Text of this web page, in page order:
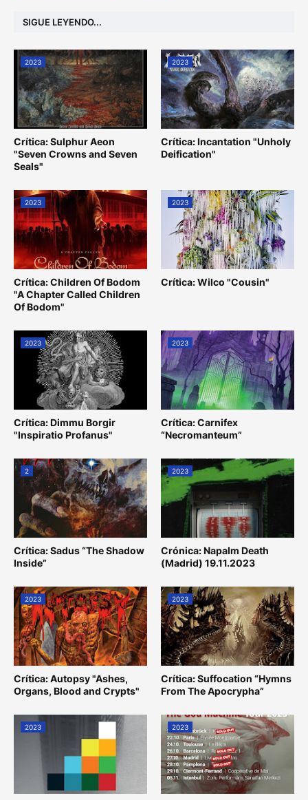
SIGUE LEYENDO...
2023
Crítica: Sulphur Aeon
"Seven Crowns and Seven
Seals"
2023
Crítica: Incantation "Unholy
Deification"
2023
Crítica: Children Of Bodom
"A Chapter Called Children
Of Bodom"
2023
Crítica: Wilco "Cousin"
2023
Crítica: Dimmu Borgir
"Inspiratio Profanus"
2023
Crítica: Carnifex
“Necromanteum”
2
Crítica: Sadus “The Shadow
Inside”
2023
Crónica: Napalm Death
(Madrid) 19.11.2023
2023
Crítica: Autopsy "Ashes,
Organs, Blood and Crypts"
2023
Crítica: Suffocation “Hymns
From The Apocrypha”
2023 2023